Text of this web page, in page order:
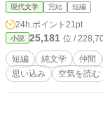
現代文学 完結 短編
24h.ポイント 21pt
小説 25,181 位 /
短編 純文学 仲間
思い込み
空気を読む